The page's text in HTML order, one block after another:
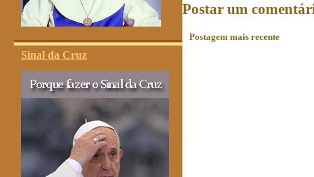
Sinal da Cruz
Postar um
Postagem mais recente